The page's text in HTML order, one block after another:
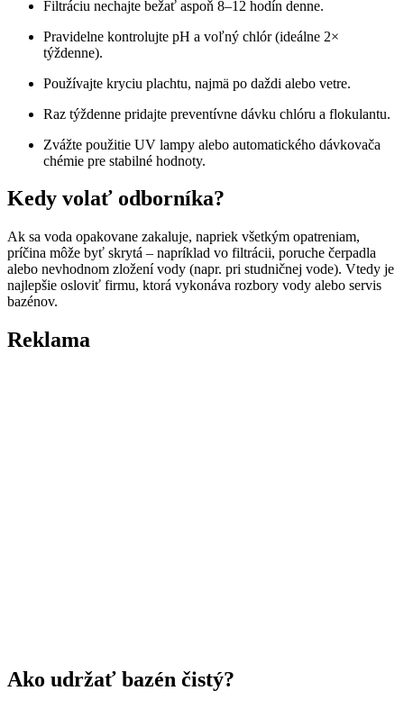
Filtráciu nechajte bežať aspoň 8–12 hodín denne.
Pravidelne kontrolujte pH a voľný chlór (ideálne 2×
týždenne).
Používajte kryciu plachtu, najmä po daždi alebo vetre.
Raz týždenne pridajte preventívne dávku chlóru a flokulantu.
Zvážte použitie UV lampy alebo automatického dávkovača
chémie pre stabilné hodnoty.
Kedy volať odborníka?
Ak sa voda opakovane zakaluje, napriek všetkým opatreniam,
príčina môže byť skrytá – napríklad vo filtrácii, poruche čerpadla
alebo nevhodnom zložení vody (napr. pri studničnej vode). Vtedy je
najlepšie osloviť firmu, ktorá vykonáva rozbory vody alebo servis
bazénov.
Reklama
Ako udržať bazén čistý?